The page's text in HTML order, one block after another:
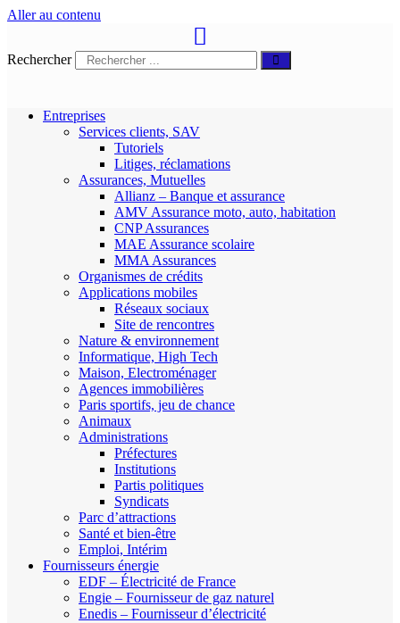
Aller au contenu
Rechercher
Entreprises
Services clients, SAV
Tutoriels
Litiges, réclamations
Assurances, Mutuelles
Allianz – Banque et assurance
AMV Assurance moto, auto, habitation
CNP Assurances
MAE Assurance scolaire
MMA Assurances
Organismes de crédits
Applications mobiles
Réseaux sociaux
Site de rencontres
Nature & environnement
Informatique, High Tech
Maison, Electroménager
Agences immobilières
Paris sportifs, jeu de chance
Animaux
Administrations
Préfectures
Institutions
Partis politiques
Syndicats
Parc d’attractions
Santé et bien-être
Emploi, Intérim
Fournisseurs énergie
EDF – Électricité de France
Engie – Fournisseur de gaz naturel
Enedis – Fournisseur d’électricité